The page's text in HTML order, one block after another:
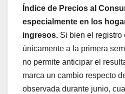
Índice de Precios al
especialmente en los
ingresos. Si bien el registro
únicamente a la primera
no permite anticipar el
marca un cambio respecto
observada durante junio,